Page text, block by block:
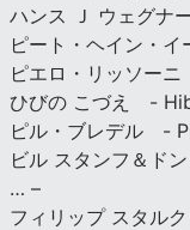
ハンス Ｊ ウェグ
ピート・ヘイン・
ピエロ・リッソー
ひびの こづえ -
ピル・ブレデル -
ビル スタンフ＆ド
… –
フィリップ スタル